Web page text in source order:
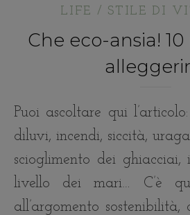
LIFE / STILE DI
Che eco-ansia!
Puoi ascoltare qui l’articolo: Eco-ansia Tra
diluvi, incendi, siccità,
scioglimento dei ghiacciai,
livello dei mari… C’è
all’argomento